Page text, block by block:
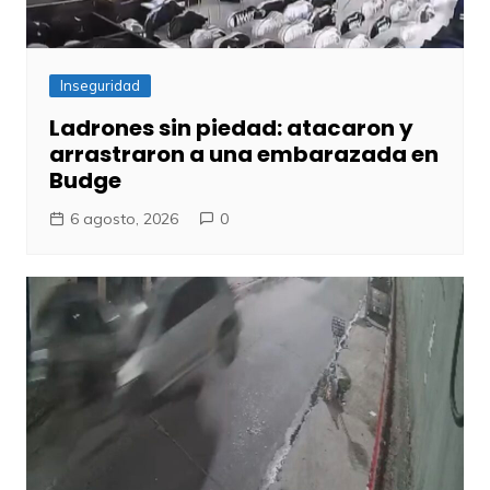
Inseguridad
Ladrones sin piedad: atacaron y
arrastraron a una embarazada en
Budge
6 agosto, 2026 0